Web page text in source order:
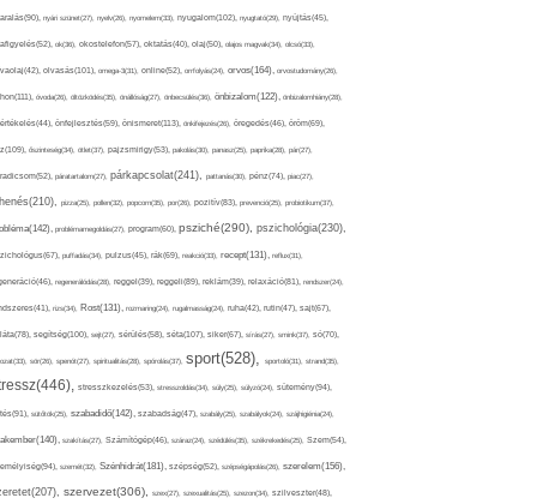
nyári szünet(27), nyelv(26), nyomelem(33), nyugalom(102), nyugtató(29), nyújtás(45),
ok(36), okostelefon(57), oktatás(40), olaj(50), olajos magvak(34), olcsó(33),
olvasás(101), omega-3(31), online(52), orrfolyás(24), orvos(164), orvostudomány(26),
óvoda(26), öltözködés(35), önállóság(27), önbecsülés(36), önbizalom(122), önbizalomhiány(28),
önfejlesztés(59), önismeret(113), önkifejezés(26), öregedés(46), öröm(69),
őszinteség(34), ötlet(37), pajzsmirigy(53), pakolás(30), panasz(25), paprika(28), pár(27),
páratartalom(27), párkapcsolat(241), pattanás(30), pénz(74), piac(27),
pizza(25), pollen(32), popcorn(35), por(26), pozitív(83), prevenció(25), probiotikum(37),
problémamegoldás(27), program(60), psziché(290), pszichológia(230),
puffadás(34), pulzus(45), rák(69), reakció(33), recept(131), reflux(31),
regenerálódás(28), reggel(39), reggeli(89), reklám(39), relaxáció(81), rendszer(24),
rizs(34), Rost(131), rozmaring(24), rugalmasság(24), ruha(42), rutin(47), sajt(67),
segítség(100), sejt(27), sérülés(58), séta(107), siker(67), sírás(27), smink(37), só(70),
sör(26), spenót(27), spiritualitás(28), spórolás(37), sport(528), sportoló(31), strand(35),
stresszkezelés(53), stresszoldás(34), súly(25), súlyzó(24), sütemény(94),
sütőtök(25), szabadidő(142), szabadság(47), szabály(25), szabályok(24), szájhigiénia(24),
szakítás(27), Számítógép(46), száraz(24), szédülés(35), székrekedés(25), Szem(54),
szemét(32), Szénhidrát(181), szépség(52), szépségápolás(26), szerelem(156),
szervezet(306), szex(27), szexualitás(25), szezon(34), szilveszter(48),